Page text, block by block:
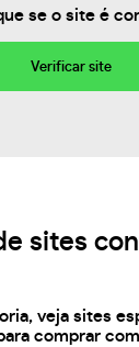
se o site é
Verificar site
sites
veja sites
comprar